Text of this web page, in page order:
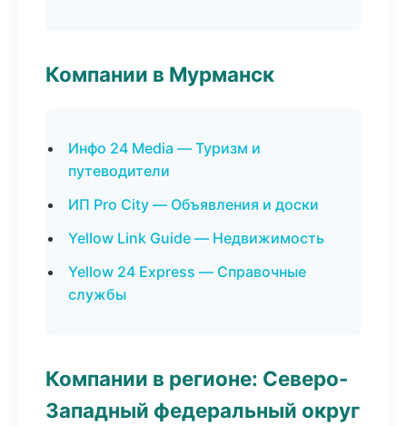
Компании в Мурманск
Инфо 24 Media — Туризм и
путеводители
ИП Pro City — Объявления и доски
Yellow Link Guide — Недвижимость
Yellow 24 Express — Справочные
службы
Компании в регионе: Северо-
Западный федеральный округ